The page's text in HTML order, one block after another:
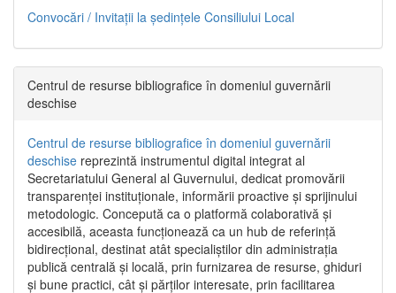
Convocări / Invitaţii la şedinţele Consiliului Local
Centrul de resurse bibliografice în domeniul guvernării
deschise
Centrul de resurse bibliografice în domeniul guvernării
deschise reprezintă instrumentul digital integrat al
Secretariatului General al Guvernului, dedicat promovării
transparenței instituționale, informării proactive și sprijinului
metodologic. Concepută ca o platformă colaborativă și
accesibilă, aceasta funcționează ca un hub de referință
bidirecțional, destinat atât specialiștilor din administrația
publică centrală și locală, prin furnizarea de resurse, ghiduri
și bune practici, cât și părților interesate, prin facilitarea